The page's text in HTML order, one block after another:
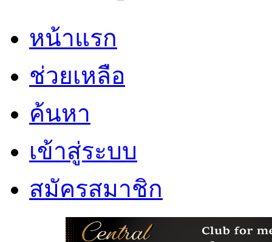
หน้าแรก
ช่วยเหลือ
ค้นหา
เข้าสู่ระบบ
สมัครสมาชิก